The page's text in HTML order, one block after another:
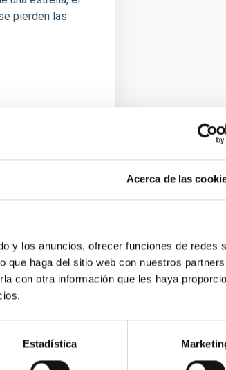
Acerca de las
y los anuncios, ofrecer funciones de redes
que haga del sitio web con nuestros
con otra información que les haya
Estadística
pierden las
Cloud and Core Scales
magnetic field orientation of star-forming
angular momentum vectors appear